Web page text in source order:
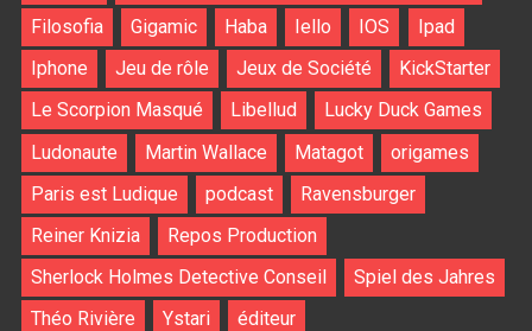
Filosofia
Gigamic Haba Iello IOS
Ipad
Iphone
Jeu de rôle Jeux de Société
KickStarter
Le Scorpion Masqué
Libellud
Lucky Duck Games
Ludonaute
Martin Wallace Matagot
origames
Paris est Ludique
podcast
Ravensburger
Reiner Knizia
Repos Production
Sherlock Holmes Detective Conseil
Spiel des Jahres
Théo Rivière
Ystari éditeur